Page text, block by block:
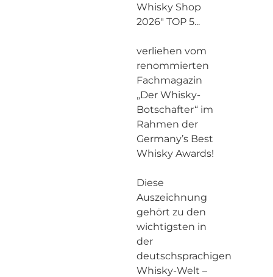
Whisky Shop
2026" TOP 5...
verliehen vom
renommierten
Fachmagazin
„Der Whisky-
Botschafter“ im
Rahmen der
Germany’s Best
Whisky Awards!
Diese
Auszeichnung
gehört zu den
wichtigsten in
der
deutschsprachigen
Whisky-Welt –